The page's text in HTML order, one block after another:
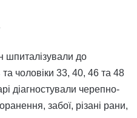
шпиталізували до
чоловіки 33, 40, 46 та 48
діагностували черепно-
забої, різані рани,